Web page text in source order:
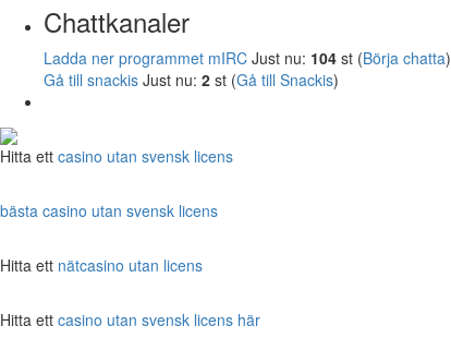
Chattkanaler
Ladda ner programmet mIRC Just nu: 104 st (Börja chatta)
Gå till snackis Just nu: 2 st (Gå till Snackis)
Hitta ett casino utan svensk licens
bästa casino utan svensk licens
Hitta ett nätcasino utan licens
Hitta ett casino utan svensk licens här